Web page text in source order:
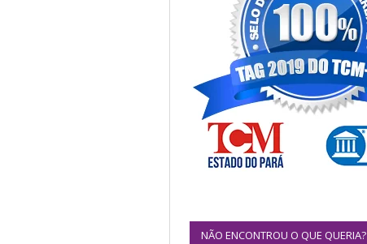
NÃO ENCONTROU O QUE QUERIA?